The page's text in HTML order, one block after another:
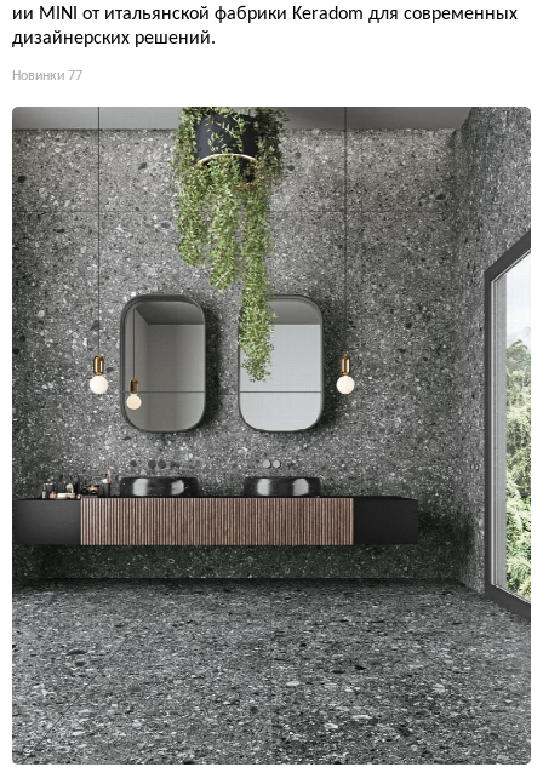
ии MINI от итальянской фабрики Keradom для современных
дизайнерских решений.
Новинки 77